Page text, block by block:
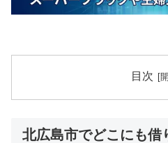
目次
北広島市でどこにも借